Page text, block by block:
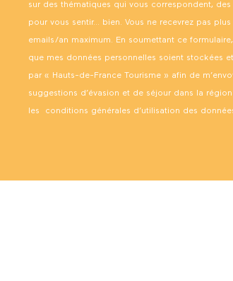
sur des thématiques qui vous correspondent, des
pour vous sentir… bien. Vous ne recevrez pas plus
emails/an maximum. En soumettant ce
que mes données personnelles soient stockées
par « Hauts-de-France Tourisme » afin de
suggestions d’évasion et de séjour dans la
les conditions générales d’utilisation des